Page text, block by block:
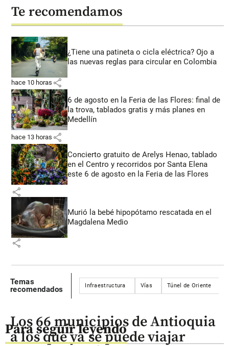
Te recomendamos
¿Tiene una patineta o cicla eléctrica? Ojo a
las nuevas reglas para circular en Colombia
hace 10 horas share
6 de agosto en la Feria de las Flores: final de
la trova, tablados gratis y más planes en
Medellín
hace 13 horas share
Concierto gratuito de Arelys Henao, tablado
en el Centro y recorridos por Santa Elena
este 6 de agosto en la Feria de las Flores
share
Murió la bebé hipopótamo rescatada en el
Magdalena Medio
share
Temas
recomendados
Infraestructura Vías Túnel de Oriente
Para seguir leyendo
Los 66 municipios de Antioquia
a los que ya se puede viajar